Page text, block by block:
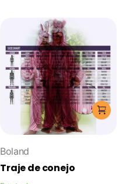
Boland
Traje de conejo